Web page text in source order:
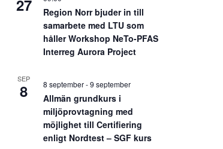
27
Region Norr bjuder in till
samarbete med LTU som
håller Workshop NeTo-PFAS
Interreg Aurora Project
SEP
8 8 september-9 september
Allmän grundkurs i
miljöprovtagning med
möjlighet till Certifiering
enligt Nordtest – SGF kurs